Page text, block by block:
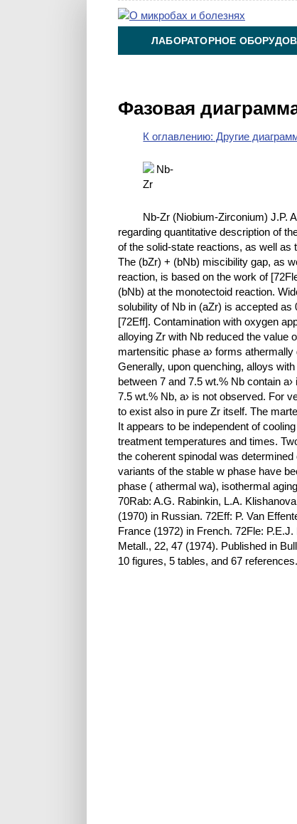
ЛАБОРАТОРНОЕ
Фазовая
К оглавлению: Другие
Nb-Zr (Niobium-Zirconium) J.P.
regarding quantitative description of
of the solid-state reactions, as well as
The (bZr) + (bNb) miscibility gap, as
reaction, is based on the work of
(bNb) at the monotectoid reaction.
solubility of Nb in (aZr) is accepted as
[72Eff]. Contamination with oxygen
alloying Zr with Nb reduced the value
martensitic phase a› forms
Generally, upon quenching, alloys
between 7 and 7.5 wt.% Nb contain
7.5 wt.% Nb, a› is not observed. For
to exist also in pure Zr itself. The
It appears to be independent of
treatment temperatures and times.
the coherent spinodal was
variants of the stable w phase have
phase ( athermal wa), isothermal
70Rab: A.G. Rabinkin, L.A.
(1970) in Russian. 72Eff: P. Van
France (1972) in French. 72Fle:
Metall., 22, 47 (1974). Published in
10 figures, 5 tables, and 67